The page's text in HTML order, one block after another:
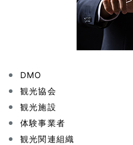
DMO
観光協会
観光施設
体験事業者
観光関連組織